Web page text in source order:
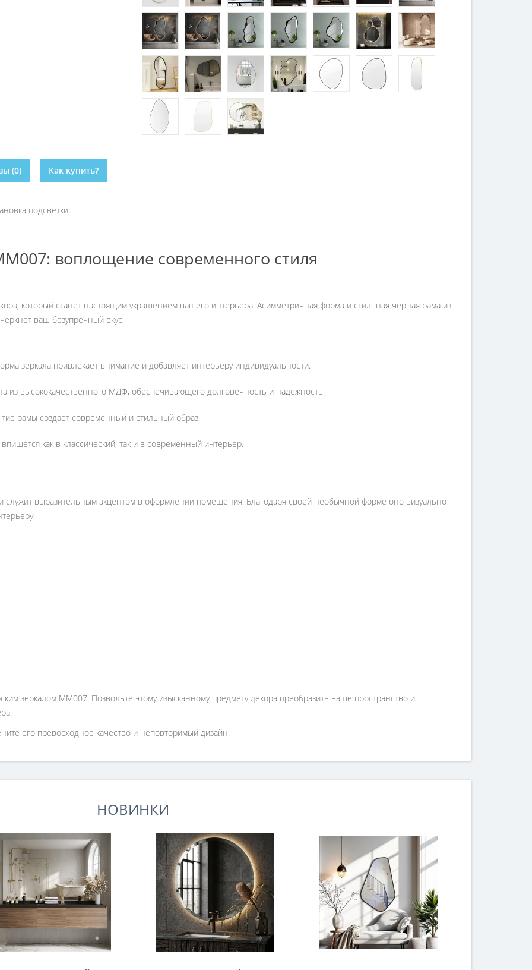
(0) Как купить?
подсветки.
воплощение современного стиля
который станет настоящим украшением вашего интерьера. Асимметричная форма и стильная чёрная рама из
ваш безупречный вкус.
зеркала привлекает внимание и добавляет интерьеру индивидуальности.
из высококачественного МДФ, обеспечивающего долговечность и надёжность.
рамы создаёт современный и стильный образ.
как в классический, так и в современный интерьер.
служит выразительным акцентом в оформлении помещения. Благодаря своей необычной форме оно визуально
зеркалом MM007. Позвольте этому изысканному предмету декора преобразить ваше пространство и
его превосходное качество и неповторимый дизайн.
НОВИНКИ